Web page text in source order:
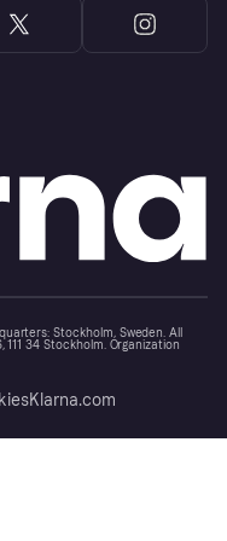
Stockholm, Sweden. All
34 Stockholm. Organization
Klarna.com